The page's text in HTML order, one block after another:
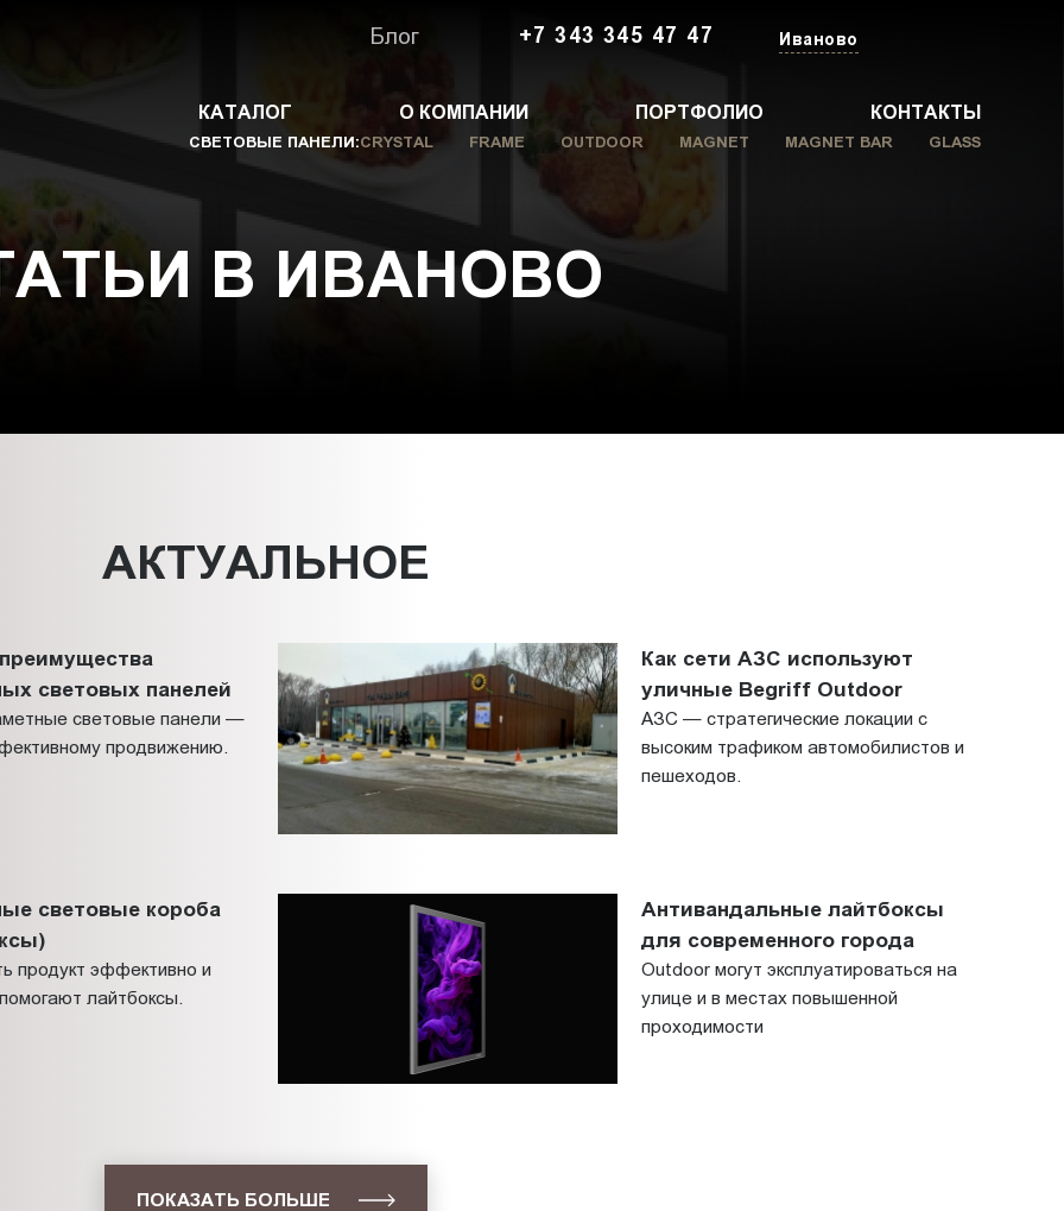
Блог +7 343 345 47 47 Иваново
КАТАЛОГ О КОМПАНИИ ПОРТФОЛИО КОНТАКТЫ
СВЕТОВЫЕ ПАНЕЛИ:CRYSTAL FRAME OUTDOOR MAGNET MAGNET BAR GLASS
В ИВАНОВО
АКТУАЛЬНОЕ
световых панелей
световые панели —
продвижению.
Как сети АЗС используют
уличные Begriff Outdoor
АЗС — стратегические локации с
высоким трафиком автомобилистов и
пешеходов.
световые короба
продукт эффективно и
лайтбоксы.
Антивандальные лайтбоксы
для современного города
Outdoor могут эксплуатироваться на
улице и в местах повышенной
проходимости
ПОКАЗАТЬ БОЛЬШЕ